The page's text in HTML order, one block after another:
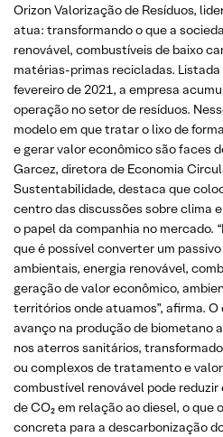
Orizon Valorização de Resíduos,
atua: transformando o que a
renovável, combustíveis de baixo
matérias-primas recicladas. Listada
fevereiro de 2021, a empresa
operação no setor de resíduos.
modelo em que tratar o lixo de
e gerar valor econômico são faces
Garcez, diretora de Economia
Sustentabilidade, destaca que
centro das discussões sobre clima
o papel da companhia no mercado.
que é possível converter um
ambientais, energia renovável,
geração de valor econômico,
territórios onde atuamos”, afirma.
avanço na produção de biometano
nos aterros sanitários,
ou complexos de tratamento e
combustível renovável pode reduzir
de CO₂ em relação ao diesel, o
concreta para a descarbonização